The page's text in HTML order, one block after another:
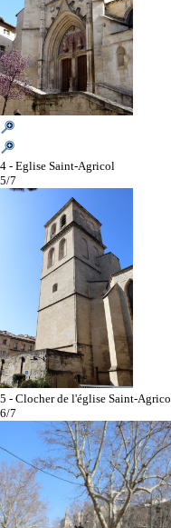
4 - Eglise Saint-Agricol
5/7
5 - Clocher de l'église Saint-
6/7